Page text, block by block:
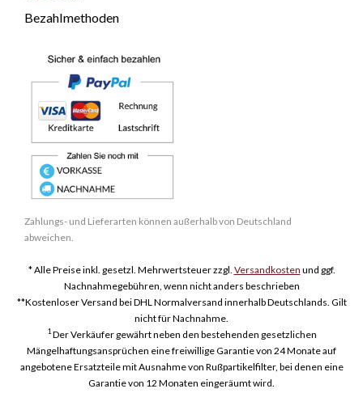
Bezahlmethoden
Zahlungs- und Lieferarten können außerhalb von Deutschland
abweichen.
* Alle Preise inkl. gesetzl. Mehrwertsteuer zzgl. Versandkosten und ggf.
Nachnahmegebühren, wenn nicht anders beschrieben
**Kostenloser Versand bei DHL Normalversand innerhalb Deutschlands. Gilt
nicht für Nachnahme.
1Der Verkäufer gewährt neben den bestehenden gesetzlichen
Mängelhaftungsansprüchen eine freiwillige Garantie von 24 Monate auf
angebotene Ersatzteile mit Ausnahme von Rußpartikelfilter, bei denen eine
Garantie von 12 Monaten eingeräumt wird.